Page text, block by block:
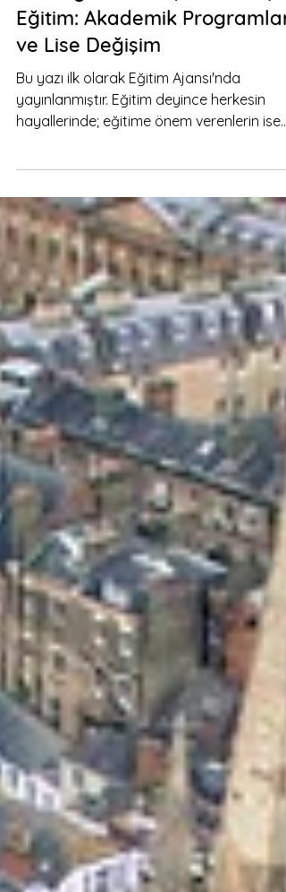
Lise Değişim
Lise Öğrencileri İçin Yurt Dışı
Eğitim: Akademik Programlar
ve Lise Değişim
Bu yazı ilk olarak Eğitim Ajansı'nda
hayallerinde; eğitime önem verenlerin ise
planlarında...